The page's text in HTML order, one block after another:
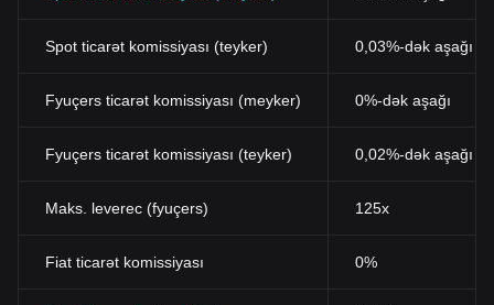
Spot ticarət komissiyası (teyker) 0,03%-dək aşağı
Fyuçers ticarət komissiyası (meyker) 0%-dək aşağı
Fyuçers ticarət komissiyası (teyker) 0,02%-dək aşağı
Maks. leverec (fyuçers) 125x
Fiat ticarət komissiyası 0%